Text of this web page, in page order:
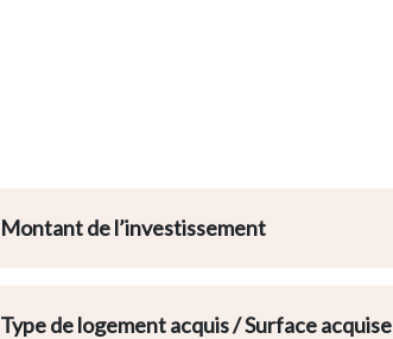
Montant de l’investissement
Type de logement acquis / Surface acquise